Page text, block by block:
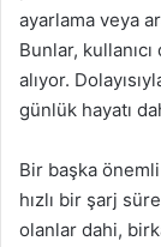
ayarlama veya
Bunlar,
alıyor.
günlük hayatı
Bir başka
hızlı bir şarj
olanlar dahi,